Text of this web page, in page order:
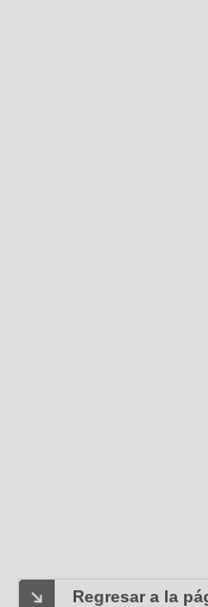
Regresar a la